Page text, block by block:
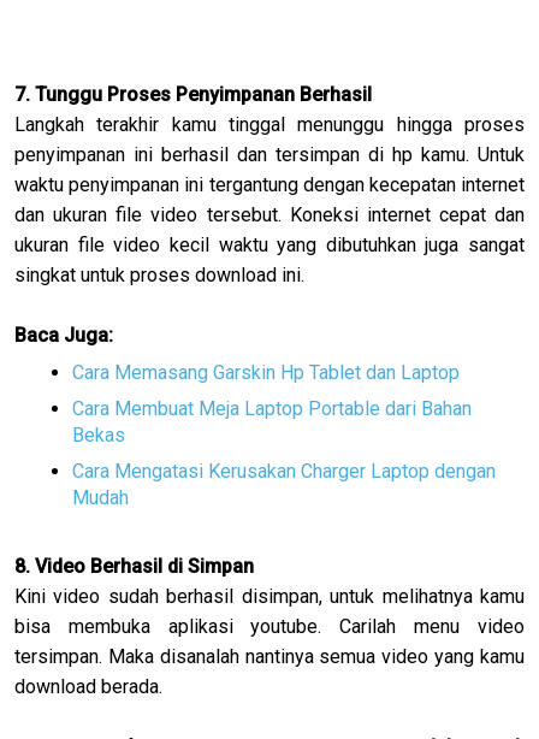
7. Tunggu Proses Penyimpanan Berhasil
Langkah terakhir kamu tinggal menunggu hingga proses
penyimpanan ini berhasil dan tersimpan di hp kamu. Untuk
waktu penyimpanan ini tergantung dengan kecepatan internet
dan ukuran file video tersebut. Koneksi internet cepat dan
ukuran file video kecil waktu yang dibutuhkan juga sangat
singkat untuk proses download ini.
Baca Juga:
Cara Memasang Garskin Hp Tablet dan Laptop
Cara Membuat Meja Laptop Portable dari Bahan
Bekas
Cara Mengatasi Kerusakan Charger Laptop dengan
Mudah
8. Video Berhasil di Simpan
Kini video sudah berhasil disimpan, untuk melihatnya kamu
bisa membuka aplikasi youtube. Carilah menu video
tersimpan. Maka disanalah nantinya semua video yang kamu
download berada.